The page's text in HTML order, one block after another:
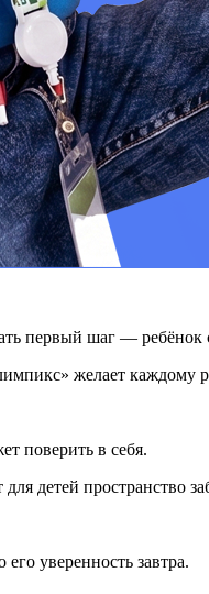
первый шаг — ребёнок
желает каждому
поверить в себя.
детей пространство
уверенность завтра.